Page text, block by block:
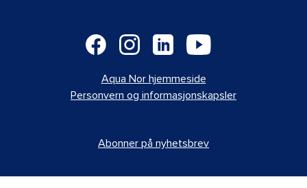
Aqua Nor hjemmeside
Personvern og informasjonskapsler
Abonner på nyhetsbrev